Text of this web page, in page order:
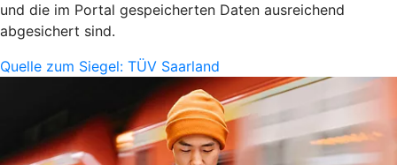
und die im Portal gespeicherten Daten ausreichend
abgesichert sind.
Quelle zum Siegel: TÜV Saarland